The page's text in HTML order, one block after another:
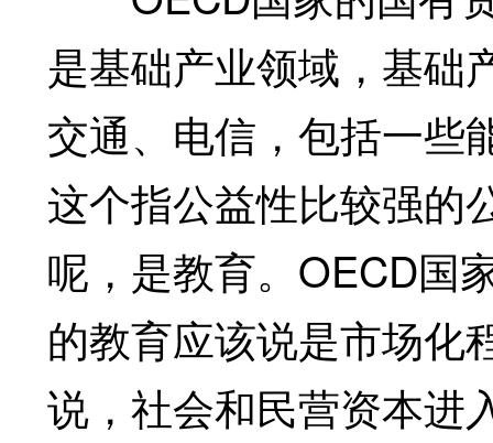
是基础产业领域，基础
交通、电信，包括一些
这个指公益性比较强的
呢，是教育。OECD国
的教育应该说是市场化
说，社会和民营资本进